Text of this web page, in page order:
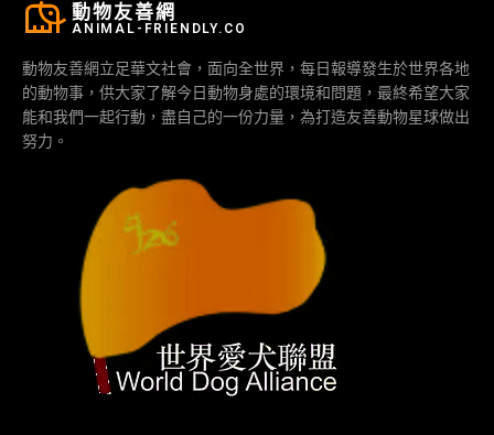
動物友善網
ANIMAL-FRIENDLY.CO
動物友善網立足華文社會，面向全世界，每日報導發生於世界各地
的動物事，供大家了解今日動物身處的環境和問題，最終希望大家
能和我們一起行動，盡自己的一份力量，為打造友善動物星球做出
努力。